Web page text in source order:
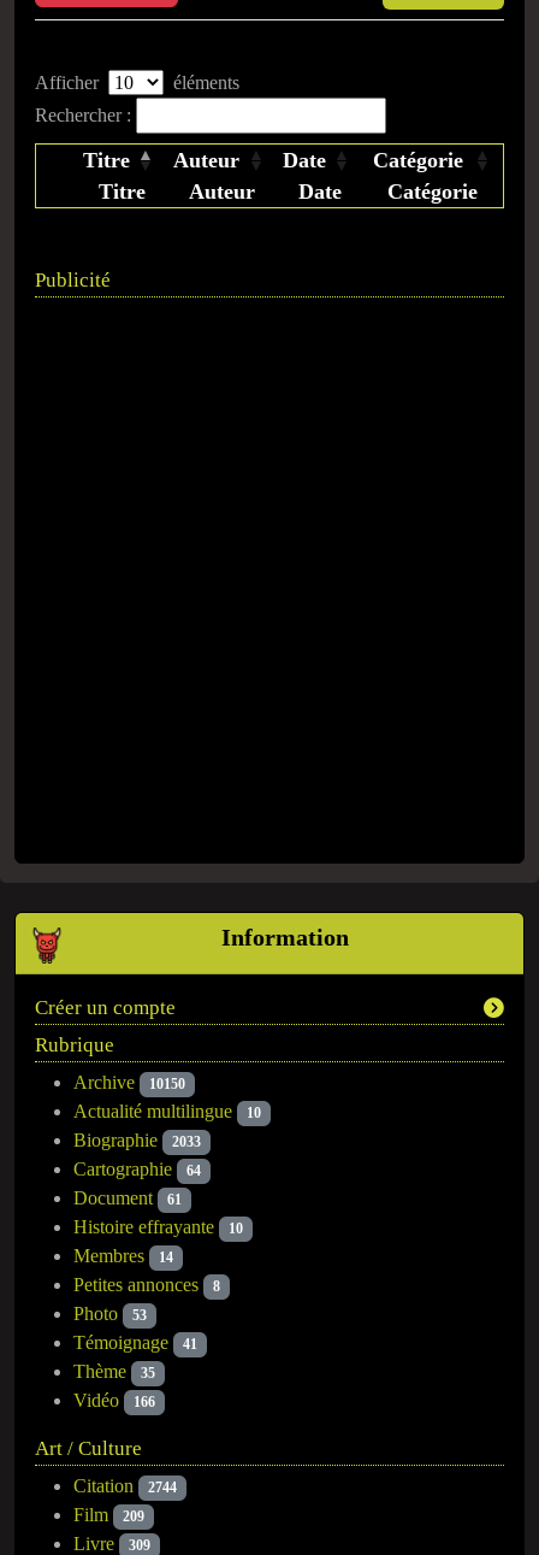
Information
Créer un compte
Rubrique
Archive 10150
Actualité multilingue 10
Biographie 2033
Cartographie 64
Document 61
Histoire effrayante 10
Membres 14
Petites annonces 8
Photo 53
Témoignage 41
Thème 35
Vidéo 166
Art / Culture
Citation 2744
Film 209
Livre 309
Afficher
éléments
Rechercher :
Titre Auteur Date
Catégorie
Titre
Auteur Date Catégorie
Publicité